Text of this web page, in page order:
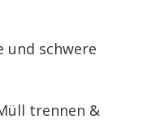
und schwere
trennen &